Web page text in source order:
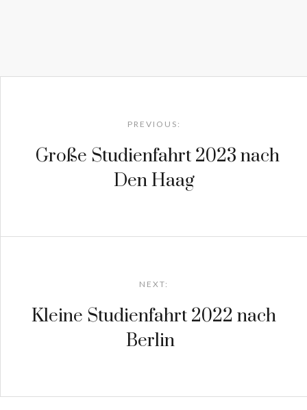
navigationPREVIOUS:
Große Studienfahrt 2023 nach
Den Haag
NEXT:
Kleine Studienfahrt 2022 nach
Berlin